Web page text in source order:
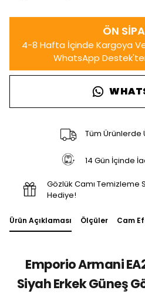
Tüm Ürünlerde
14 Gün İçinde
Gözlük Camı Temizleme
Hediye!
Ürün Açıklaması Ölçüler Cam
Emporio Armani
Siyah Erkek Güneş